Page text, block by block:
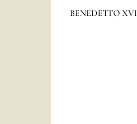
BENEDETTO XVI